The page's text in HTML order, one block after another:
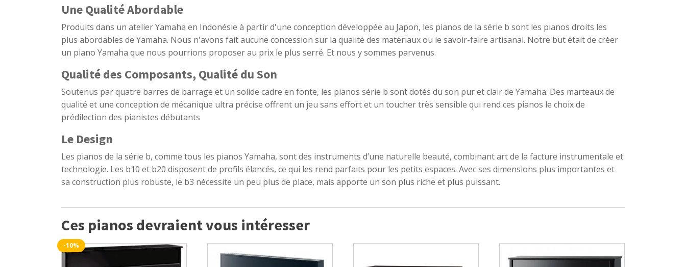
Une Qualité Abordable
Produits dans un atelier Yamaha en Indonésie à partir d'une conception développée au Japon, les pianos de la série b sont les pianos droits les
plus abordables de Yamaha. Nous n'avons fait aucune concession sur la qualité des matériaux ou le savoir-faire artisanal. Notre but était de créer
un piano Yamaha que nous pourrions proposer au prix le plus serré. Et nous y sommes parvenus.
Qualité des Composants, Qualité du Son
Soutenus par quatre barres de barrage et un solide cadre en fonte, les pianos série b sont dotés du son pur et clair de Yamaha. Des marteaux de
qualité et une conception de mécanique ultra précise offrent un jeu sans effort et un toucher très sensible qui rend ces pianos le choix de
prédilection des pianistes débutants
Le Design
Les pianos de la série b, comme tous les pianos Yamaha, sont des instruments d’une naturelle beauté, combinant art de la facture instrumentale et
technologie. Les b10 et b20 disposent de profils élancés, ce qui les rend parfaits pour les petits espaces. Avec ses dimensions plus importantes et
sa construction plus robuste, le b3 nécessite un peu plus de place, mais apporte un son plus riche et plus puissant.
Ces pianos devraient vous intéresser
-10%
Ce